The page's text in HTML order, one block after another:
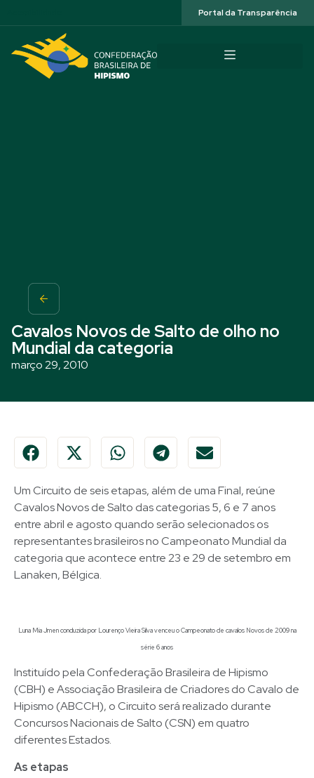
Portal da Transparência
Cavalos Novos de Salto de olho no
Mundial da categoria
março 29, 2010
Um Circuito de seis etapas, além de uma Final, reúne
Cavalos Novos de Salto das categorias 5, 6 e 7 anos
entre abril e agosto quando serão selecionados os
representantes brasileiros no Campeonato Mundial da
categoria que acontece entre 23 e 29 de setembro em
Lanaken, Bélgica.
Luna Mia Jmen conduzida por Lourenço Vieira Silva venceu o Campeonato de cavalos Novos de 2009 na
série 6 anos
Instituído pela Confederação Brasileira de Hipismo
(CBH) e Associação Brasileira de Criadores do Cavalo de
Hipismo (ABCCH), o Circuito será realizado durante
Concursos Nacionais de Salto (CSN) em quatro
diferentes Estados.
As etapas